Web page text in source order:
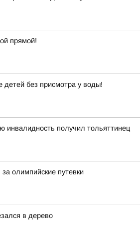
прямой!
детей без присмотра у воды!
инвалидность получил тольяттинец
олимпийские путевки
в дерево